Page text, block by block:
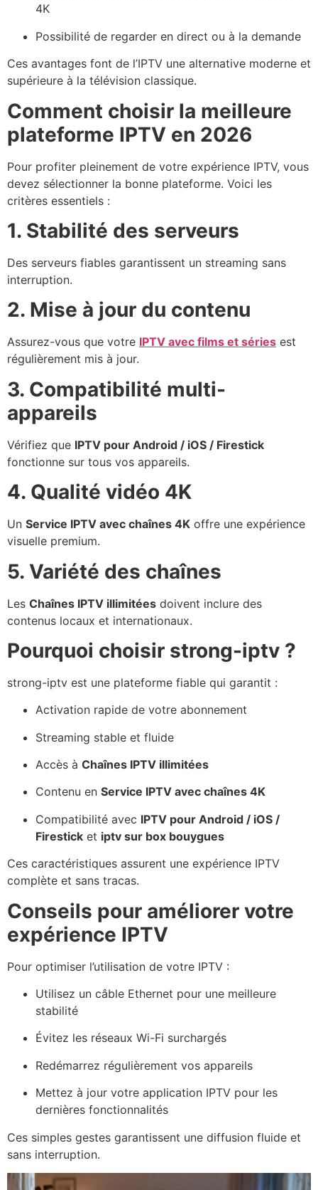
4K
Possibilité de regarder en direct ou à la demande
Ces avantages font de l’IPTV une alternative moderne et
supérieure à la télévision classique.
Comment choisir la meilleure
plateforme IPTV en 2026
Pour profiter pleinement de votre expérience IPTV, vous
devez sélectionner la bonne plateforme. Voici les
critères essentiels :
1. Stabilité des serveurs
Des serveurs fiables garantissent un streaming sans
interruption.
2. Mise à jour du contenu
Assurez-vous que votre IPTV avec films et séries est
régulièrement mis à jour.
3. Compatibilité multi-
appareils
Vérifiez que IPTV pour Android / iOS / Firestick
fonctionne sur tous vos appareils.
4. Qualité vidéo 4K
Un Service IPTV avec chaînes 4K offre une expérience
visuelle premium.
5. Variété des chaînes
Les Chaînes IPTV illimitées doivent inclure des
contenus locaux et internationaux.
Pourquoi choisir strong-iptv ?
strong-iptv est une plateforme fiable qui garantit :
Activation rapide de votre abonnement
Streaming stable et fluide
Accès à Chaînes IPTV illimitées
Contenu en Service IPTV avec chaînes 4K
Compatibilité avec IPTV pour Android / iOS /
Firestick et iptv sur box bouygues
Ces caractéristiques assurent une expérience IPTV
complète et sans tracas.
Conseils pour améliorer votre
expérience IPTV
Pour optimiser l’utilisation de votre IPTV :
Utilisez un câble Ethernet pour une meilleure
stabilité
Évitez les réseaux Wi-Fi surchargés
Redémarrez régulièrement vos appareils
Mettez à jour votre application IPTV pour les
dernières fonctionnalités
Ces simples gestes garantissent une diffusion fluide et
sans interruption.